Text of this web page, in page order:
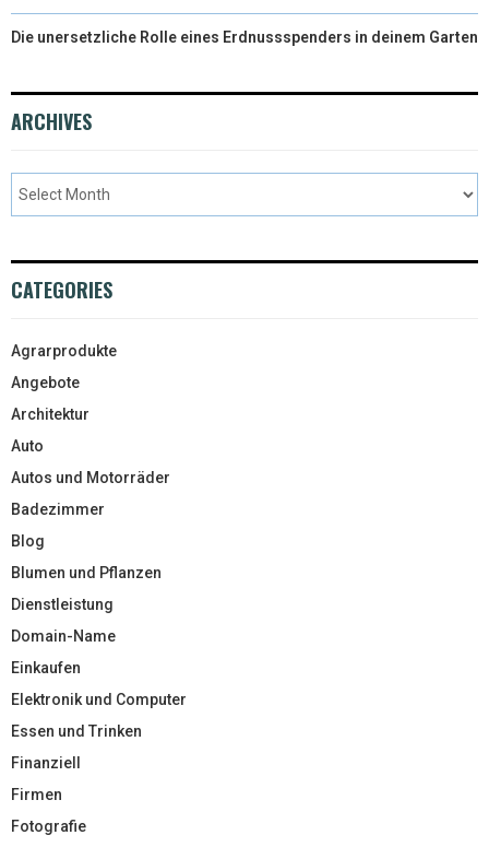
Die unersetzliche Rolle eines Erdnussspenders in deinem Garten
ARCHIVES
CATEGORIES
Agrarprodukte
Angebote
Architektur
Auto
Autos und Motorräder
Badezimmer
Blog
Blumen und Pflanzen
Dienstleistung
Domain-Name
Einkaufen
Elektronik und Computer
Essen und Trinken
Finanziell
Firmen
Fotografie